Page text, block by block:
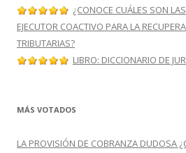
¿CONOCE CUÁLES SON
EJECUTOR COACTIVO PARA LA
TRIBUTARIAS?
LIBRO: DICCIONARIO DE
MÁS VOTADOS
LA PROVISIÓN DE COBRANZA DUDOSA